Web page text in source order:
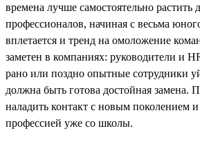
времена лучше самостоятельно растить
профессионалов, начиная с весьма
вплетается и тренд на омоложение
заметен в компаниях: руководители и
рано или поздно опытные сотрудники
должна быть готова достойная замена.
наладить контакт с новым поколением
профессией уже со школы.